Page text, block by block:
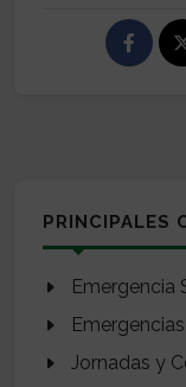
PRINCIPALES
Emergencia
Emergencias
Jornadas y